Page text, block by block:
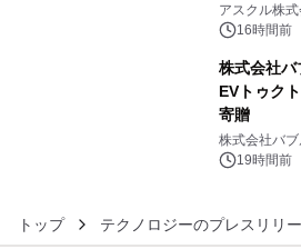
アスクル株式
16時間前
株式会社バ
EVトゥク
寄贈
株式会社バブ
19時間前
トップ テクノロジーのプレスリリ